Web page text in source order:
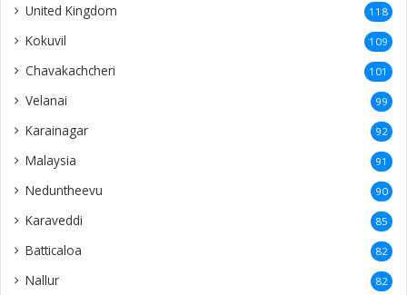
United Kingdom 118
Kokuvil 109
Chavakachcheri 101
Velanai 99
Karainagar 92
Malaysia 91
Neduntheevu 90
Karaveddi 85
Batticaloa 82
Nallur 82